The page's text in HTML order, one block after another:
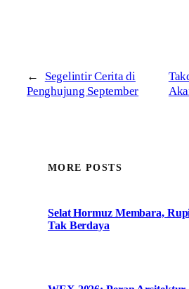
←
Segelintir Cerita di
Penghujung September
MORE POSTS
Selat Hormuz Membara,
Tak Berdaya